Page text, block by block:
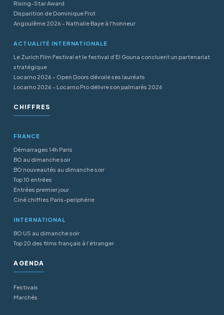
Rising-Star Award
Disparition de Dominique Frot
Angoulême 2026 - Nathalie Baye à l'honneur
ACTUALITÉ INTERNATIONALE
Le Zurich Film Festival et le festival d’El Gouna concluent un partenariat
stratégique
Locarno 2026 - Open Doors dévoile ses lauréats
Locarno 2026 - Locarno Pro délivre son palmarès 2026
CHIFFRES
FRANCE
Démarrages 14h Paris
BO au dimanche soir
BO nouveautés au dimanche soir
Top 10 entrées
Entrées premier jour
Ciné chiffres Paris-periphérie
INTERNATIONAL
BO US au dimanche soir
Top 20 des films français à l’étranger
AGENDA
Festivals
Marchés